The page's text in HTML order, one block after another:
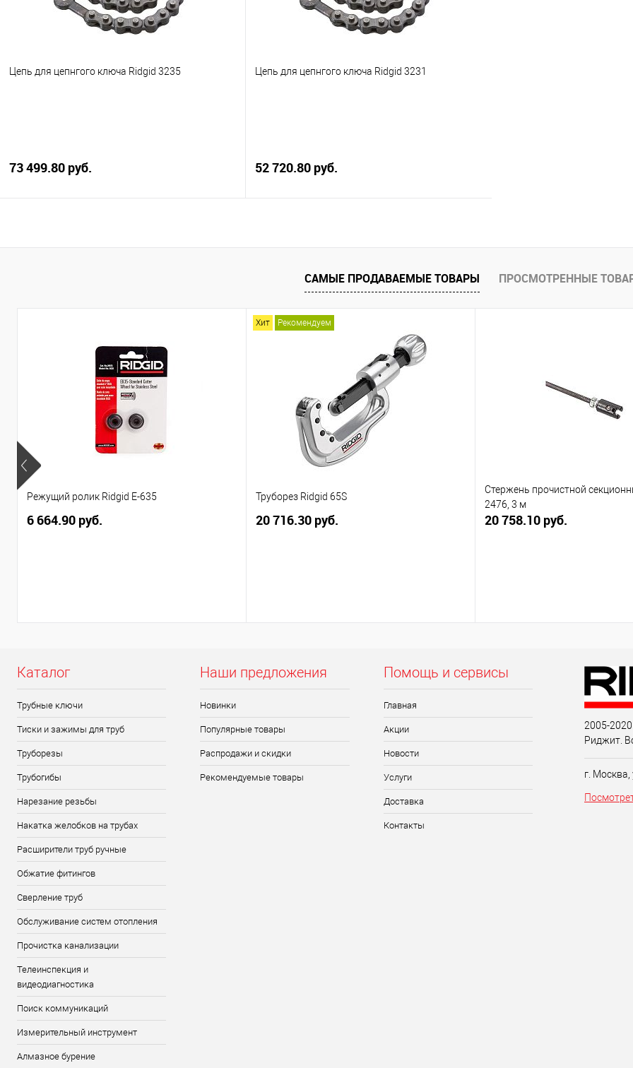
Цепь для цепнгого ключа Ridgid 3235
73 499.80 руб.
Цепь для цепнгого ключа Ridgid 3231
52 720.80 руб.
В избранное
В наличии
САМЫЕ ПРОДАВАЕМЫЕ ТОВАРЫ ПРОСМОТРЕННЫЕ
Режущий ролик Ridgid E-635
6 664.90 руб.
Хит Рекомендуем
Труборез Ridgid 65S
20 716.30 руб.
Стержень прочистной
2476, 3 м
20 758.10 руб.
Каталог
Трубные ключи
Тиски и зажимы для труб
Труборезы
Трубогибы
Нарезание резьбы
Накатка желобков на трубах
Расширители труб ручные
Обжатие фитингов
Сверление труб
Обслуживание систем отопления
Прочистка канализации
Телеинспекция и
видеодиагностика
Поиск коммуникаций
Измерительный инструмент
Алмазное бурение
Наши предложения
Новинки
Популярные товары
Распродажи и скидки
Рекомендуемые товары
Помощь и сервисы
Главная
Акции
Новости
Услуги
Доставка
Контакты
2005-
Риджит.
г. Москва,